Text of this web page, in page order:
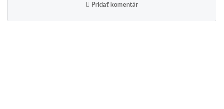
Pridať komentár